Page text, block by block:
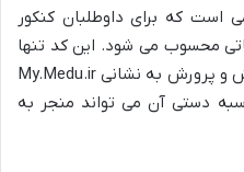
تحصیلی یک کد ۱۹ رقمی است که برای داوطلبان کنکور
محسوب می شود. این کد تنها
از طریق سامانه رسمی وزارت آموزش و پرورش به نشانی My.Medu.ir
دستی آن می تواند منجر به